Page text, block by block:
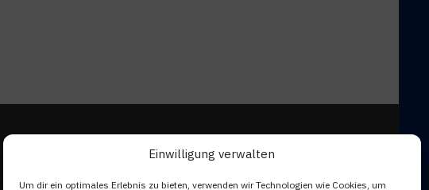
Einwilligung verwalten
Um dir ein optimales Erlebnis zu bieten, verwenden wir Technologien wie Cookies, um